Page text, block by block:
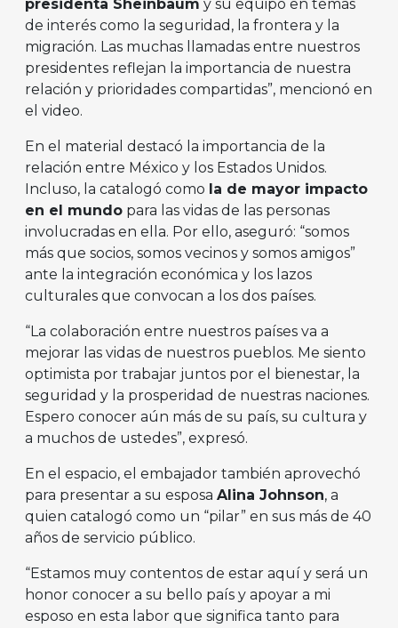
presidenta Sheinbaum y su equipo en temas
de interés como la seguridad, la frontera y la
migración. Las muchas llamadas entre nuestros
presidentes reflejan la importancia de nuestra
relación y prioridades compartidas”, mencionó en
el video.
En el material destacó la importancia de la
relación entre México y los Estados Unidos.
Incluso, la catalogó como la de mayor impacto
en el mundo para las vidas de las personas
involucradas en ella. Por ello, aseguró: “somos
más que socios, somos vecinos y somos amigos”
ante la integración económica y los lazos
culturales que convocan a los dos países.
“La colaboración entre nuestros países va a
mejorar las vidas de nuestros pueblos. Me siento
optimista por trabajar juntos por el bienestar, la
seguridad y la prosperidad de nuestras naciones.
Espero conocer aún más de su país, su cultura y
a muchos de ustedes”, expresó.
En el espacio, el embajador también aprovechó
para presentar a su esposa Alina Johnson, a
quien catalogó como un “pilar” en sus más de 40
años de servicio público.
“Estamos muy contentos de estar aquí y será un
honor conocer a su bello país y apoyar a mi
esposo en esta labor que significa tanto para